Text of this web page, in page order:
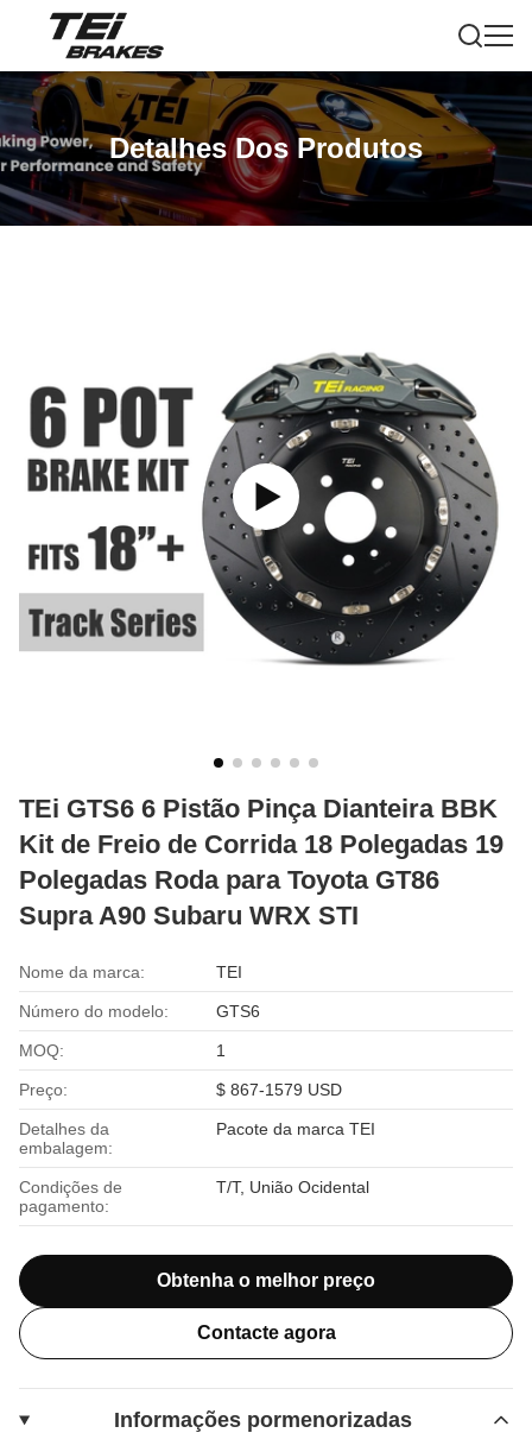
Detalhes Dos Produtos
TEi GTS6 6 Pistão Pinça Dianteira BBK
Kit de Freio de Corrida 18 Polegadas 19
Polegadas Roda para Toyota GT86
Supra A90 Subaru WRX STI
Nome da marca: TEI
Número do modelo: GTS6
MOQ: 1
Preço: $ 867-1579 USD
Detalhes da
embalagem:
Pacote da marca TEI
Condições de
pagamento:
T/T, União Ocidental
Obtenha o melhor preço
Contacte agora
Informações pormenorizadas